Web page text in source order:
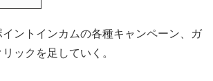
ントインカムの各種キャンペーン、ガ
ックを足していく。